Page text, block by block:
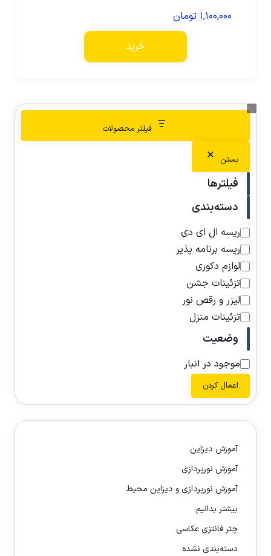
۱,۱۰۰,۰۰۰ تومان
خرید
فیلتر محصولات
بستن
فیلترها
دسته‌بندی
ریسه ال ای دی
ریسه برنامه پذیر
لوازم دکوری
تزئینات جشن
لیزر و رقص نور
تزئینات منزل
وضعیت
موجود در انبار
اعمال کردن
آموزش دیزاین
آموزش نورپردازی
آموزش نورپردازی و دیزاین محیط
بیشتر بدانیم
چتر فانتزی عکاسی
دسته‌بندی نشده